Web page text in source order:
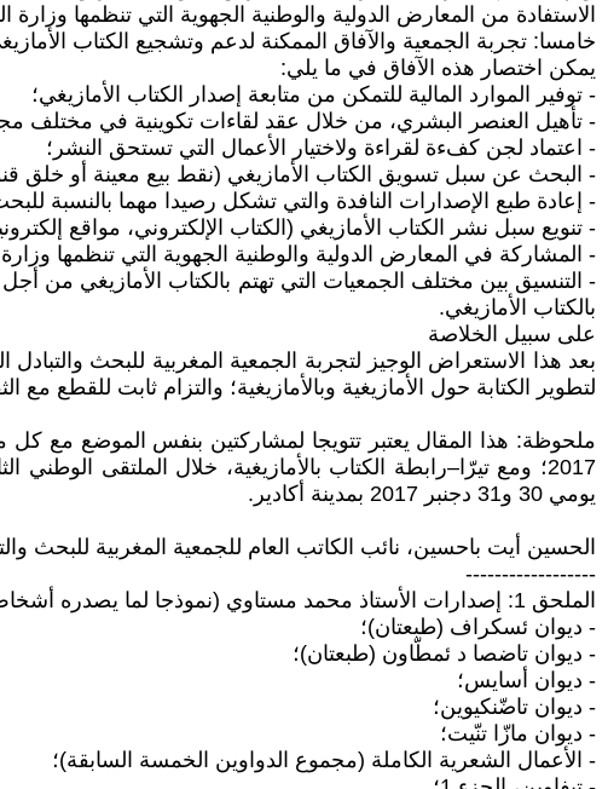
الاستفادة من المعارض الدولية والوطنية الجهوية التي تنظمها
خامسا: تجربة الجمعية والآفاق الممكنة لدعم وتشجيع الكتاب
يمكن اختصار هذه الآفاق في ما يلي:
- توفير الموارد المالية للتمكن من متابعة إصدار الكتاب الأمازيغي؛
- تأهيل العنصر البشري، من خلال عقد لقاءات تكوينية في مختلف
- اعتماد لجن كفءة لقراءة ولاختيار الأعمال التي تستحق النشر؛
- البحث عن سبل تسويق الكتاب الأمازيغي (نقط بيع معينة أو خلق
- إعادة طبع الإصدارات النافدة والتي تشكل رصيدا مهما بالنسبة
- تنويع سبل نشر الكتاب الأمازيغي (الكتاب الإلكتروني، مواقع
- المشاركة في المعارض الدولية والوطنية الجهوية التي تنظمها وزارة
- التنسيق بين مختلف الجمعيات التي تهتم بالكتاب الأمازيغي من
بالكتاب الأمازيغي.
على سبيل الخلاصة
بعد هذا الاستعراض الوجيز لتجربة الجمعية المغربية للبحث
لتطوير الكتابة حول الأمازيغية وبالأمازيغية؛ والتزام ثابت للقطع
ملحوظة: هذا المقال يعتبر تتويجا لمشاركتين بنفس الموضع مع كل من
2017؛ ومع تيرّا–رابطة الكتاب بالأمازيغية، خلال الملتقى
يومي 30 و31 دجنبر 2017 بمدينة أكادير.
الحسين أيت باحسين، نائب الكاتب العام للجمعية المغربية للبحث
------------------
الملحق 1: إصدارات الأستاذ محمد مستاوي (نموذجا لما يصدره أشخاص، هنا وهناك، يصعب إحصاء ما ينتجونه الآن:
- ديوان ئسكراف (طبعتان)؛
- ديوان تاضصا د ئمطّاون (طبعتان)؛
- ديوان أسايس؛
- ديوان تاضّنكيوين؛
- ديوان مازّا تنّيت؛
- الأعمال الشعرية الكاملة (مجموع الدواوين الخمسة السابقة)؛